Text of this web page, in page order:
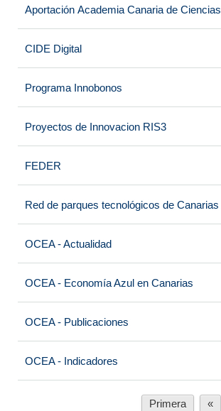
Aportación Academia Canaria de Ciencias
CIDE Digital
Programa Innobonos
Proyectos de Innovacion RIS3
FEDER
Red de parques tecnológicos de Canarias
OCEA - Actualidad
OCEA - Economía Azul en Canarias
OCEA - Publicaciones
OCEA - Indicadores
Primera «